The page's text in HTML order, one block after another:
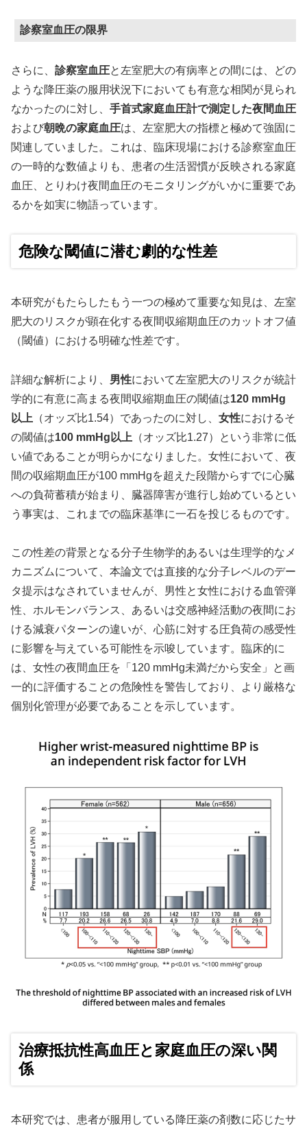
診察室血圧の限界
さらに、 診察室血圧と左室肥大の有病率との間には、どの
ような降圧薬の服用状況下においても有意な相関が見られ
なかったのに対し、 手首式家庭血圧計で測定した夜間血圧
および朝晩の家庭血圧は、左室肥大の指標と極めて強固に
関連していました。これは、臨床現場における診察室血圧
の一時的な数値よりも、患者の生活習慣が反映される家庭
血圧、とりわけ夜間血圧のモニタリングがいかに重要であ
るかを如実に物語っています。
危険な閾値に潜む劇的な性差
本研究がもたらしたもう一つの極めて重要な知見は、左室
肥大のリスクが顕在化する夜間収縮期血圧のカットオフ値
（閾値）における明確な性差です。
詳細な解析により、 男性において左室肥大のリスクが統計
学的に有意に高まる夜間収縮期血圧の閾値は120 mmHg
以上 （オッズ比1.54）であったのに対し、 女性におけるそ
の閾値は100 mmHg以上 （オッズ比1.27）という非常に低
い値であることが明らかになりました。女性において、夜
間の収縮期血圧が100 mmHgを超えた段階からすでに心臓
への負荷蓄積が始まり、臓器障害が進行し始めているとい
う事実は、これまでの臨床基準に一石を投じるものです。
この性差の背景となる分子生物学的あるいは生理学的なメ
カニズムについて、本論文では直接的な分子レベルのデー
タ提示はなされていませんが、男性と女性における血管弾
性、ホルモンバランス、あるいは交感神経活動の夜間にお
ける減衰パターンの違いが、心筋に対する圧負荷の感受性
に影響を与えている可能性を示唆しています。臨床的に
は、女性の夜間血圧を「120 mmHg未満だから安全」と画
一的に評価することの危険性を警告しており、より厳格な
個別化管理が必要であることを示しています。
治療抵抗性高血圧と家庭血圧の深い関
係
本研究では、患者が服用している降圧薬の剤数に応じたサ